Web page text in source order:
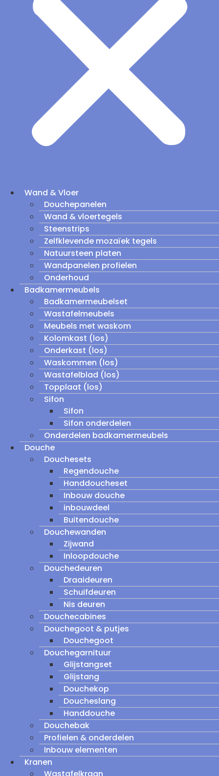
Wand & Vloer
Douchepanelen
Wand & vloertegels
Steenstrips
Zelfklevende mozaïek tegels
Natuursteen platen
Wandpanelen profielen
Onderhoud
Badkamermeubels
Badkamermeubelset
Wastafelmeubels
Meubels met waskom
Kolomkast (los)
Onderkast (los)
Waskommen (los)
Wastafelblad (los)
Topplaat (los)
Sifon
Sifon
Sifon onderdelen
Onderdelen badkamermeubels
Douche
Douchesets
Regendouche
Handdoucheset
Inbouw douche
inbouwdeel
Buitendouche
Douchewanden
Zijwand
Inloopdouche
Douchedeuren
Draaideuren
Schuifdeuren
Nis deuren
Douchecabines
Douchegoot & putjes
Douchegoot
Douchegarnituur
Glijstangset
Glijstang
Douchekop
Doucheslang
Handdouche
Douchebak
Profielen & onderdelen
Inbouw elementen
Kranen
Wastafelkraan